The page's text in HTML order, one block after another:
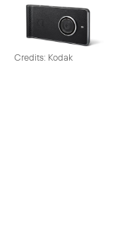
Credits: Kodak